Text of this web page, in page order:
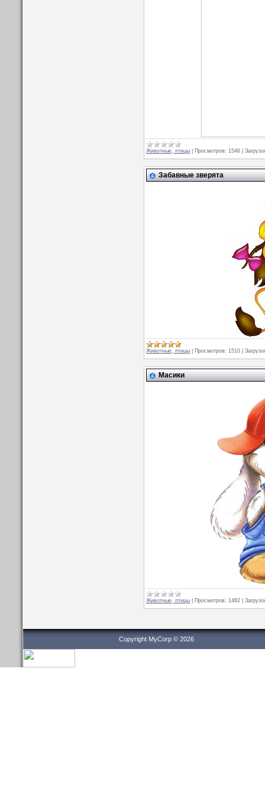
Животные, птицы Просмотров: 1546
Забавные зверята
Животные, птицы Просмотров: 1510
Масики
Животные, птицы Просмотров: 1482
Copyright MyCorp © 2026